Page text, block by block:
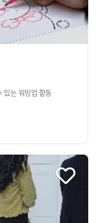
있는 워밍업 활동